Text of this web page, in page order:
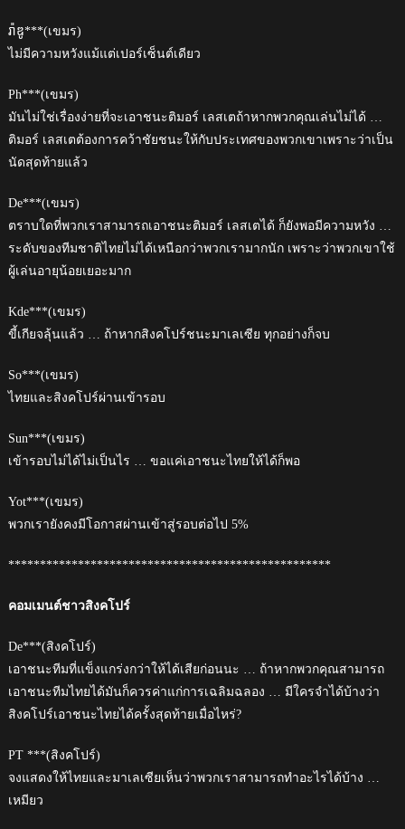
រ៉ាឌូ***(เขมร)
ไม่มีความหวังแม้แต่เปอร์เซ็นต์เดียว
Ph***(เขมร)
มันไม่ใช่เรื่องง่ายที่จะเอาชนะติมอร์ เลสเตถ้าหากพวกคุณเล่นไม่ได้ …
ติมอร์ เลสเตต้องการคว้าชัยชนะให้กับประเทศของพวกเขาเพราะว่าเป็น
นัดสุดท้ายแล้ว
De***(เขมร)
ตราบใดที่พวกเราสามารถเอาชนะติมอร์ เลสเตได้ ก็ยังพอมีความหวัง …
ระดับของทีมชาติไทยไม่ได้เหนือกว่าพวกเรามากนัก เพราะว่าพวกเขาใช้
ผู้เล่นอายุน้อยเยอะมาก
Kde***(เขมร)
ขี้เกียจลุ้นแล้ว … ถ้าหากสิงคโปร์ชนะมาเลเซีย ทุกอย่างก็จบ
So***(เขมร)
ไทยและสิงคโปร์ผ่านเข้ารอบ
Sun***(เขมร)
เข้ารอบไม่ได้ไม่เป็นไร … ขอแค่เอาชนะไทยให้ได้ก็พอ
Yot***(เขมร)
พวกเรายังคงมีโอกาสผ่านเข้าสู่รอบต่อไป 5%
***************************************************
คอมเมนต์ชาวสิงคโปร์
De***(สิงคโปร์)
เอาชนะทีมที่แข็งแกร่งกว่าให้ได้เสียก่อนนะ … ถ้าหากพวกคุณสามารถ
เอาชนะทีมไทยได้มันก็ควรค่าแก่การเฉลิมฉลอง … มีใครจำได้บ้างว่า
สิงคโปร์เอาชนะไทยได้ครั้งสุดท้ายเมื่อไหร่?
PT ***(สิงคโปร์)
จงแสดงให้ไทยและมาเลเซียเห็นว่าพวกเราสามารถทำอะไรได้บ้าง …
เหมียว